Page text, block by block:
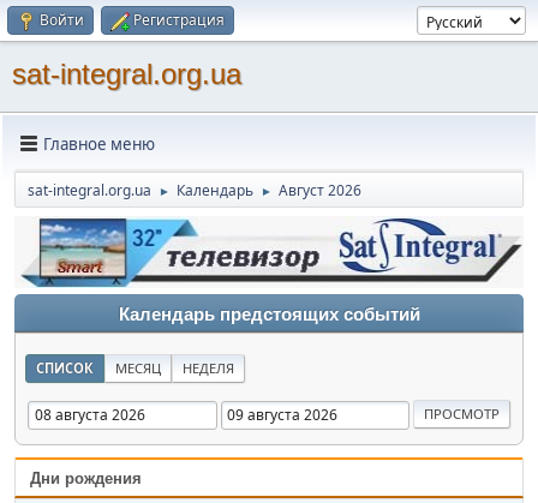
Войти Регистрация
sat-integral.org.ua
Главное меню
sat-integral.org.ua ► Календарь ► Август 2026
Календарь предстоящих событий
СПИСОК МЕСЯЦ НЕДЕЛЯ
Дни рождения